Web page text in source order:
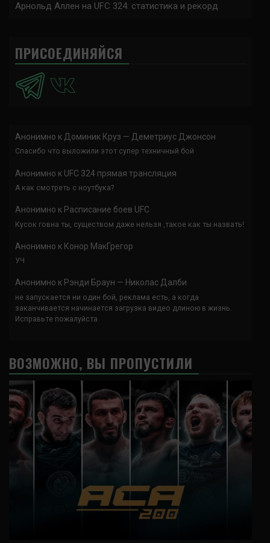
Арнольд Аллен на UFC 324: статистика и рекорд
ПРИСОЕДИНЯЙСЯ
Анонимно к Доминик Круз — Деметриус Джонсон
Спасибо что выложили этот супер техничный бой
Анонимно к UFC 324 прямая трансляция
А как смотреть с ноутбука?
Анонимно к Расписание боев UFC
Кусок говна ты, существом даже нельзя ,такое как ты назвать!
Анонимно к Конор МакГрегор
УЧ
Анонимно к Рэнди Браун — Николас Далби
не запускается ни один бой, реклама есть, а когда
заканчивается начинается загрузка видео длиною в жизнь.
Исправьте пожалуйста
ВОЗМОЖНО, ВЫ ПРОПУСТИЛИ